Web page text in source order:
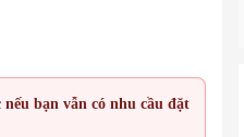
bạn vẫn có nhu cầu đặt